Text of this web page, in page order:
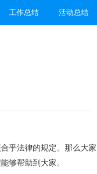
工作总结 活动总结
乎法律的规定。那么大家
够帮助到大家。